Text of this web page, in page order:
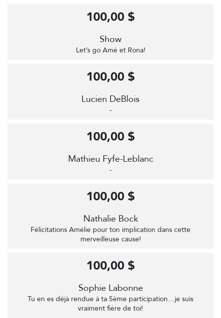
Show
Let’s go Amé et Rona!
100,00 $
Lucien DeBlois
-
100,00 $
Mathieu Fyfe-Leblanc
-
100,00 $
Nathalie Bock
Félicitations Amélie pour ton implication dans cette
merveilleuse cause!
100,00 $
Sophie Labonne
Tu en es déjà rendue à ta 5ème participation…je suis
vraiment fière de toi!
100,00 $